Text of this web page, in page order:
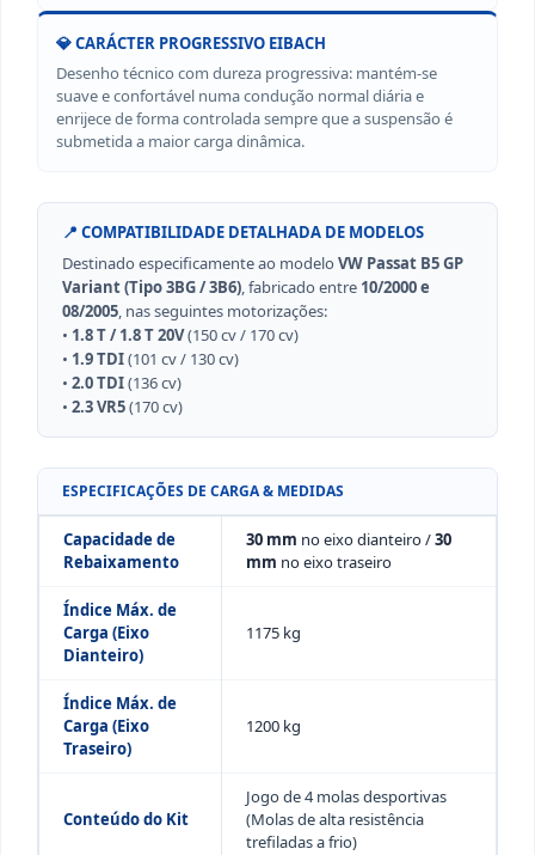
💎 CARÁCTER PROGRESSIVO EIBACH
Desenho técnico com dureza progressiva: mantém-se
suave e confortável numa condução normal diária e
enrijece de forma controlada sempre que a suspensão é
submetida a maior carga dinâmica.
📍 COMPATIBILIDADE DETALHADA DE MODELOS
Destinado especificamente ao modelo VW Passat B5 GP
Variant (Tipo 3BG / 3B6), fabricado entre 10/2000 e
08/2005, nas seguintes motorizações:
• 1.8 T / 1.8 T 20V(150 cv / 170 cv)
• 1.9 TDI(101 cv / 130 cv)
• 2.0 TDI(136 cv)
• 2.3 VR5(170 cv)
ESPECIFICAÇÕES DE CARGA & MEDIDAS
Capacidade de
Rebaixamento
30 mm no eixo dianteiro /30
mm no eixo traseiro
Índice Máx. de
Carga (Eixo
Dianteiro)
1175 kg
Índice Máx. de
Carga (Eixo
Traseiro)
1200 kg
Conteúdo do Kit
Jogo de 4 molas desportivas
(Molas de alta resistência
trefiladas a frio)